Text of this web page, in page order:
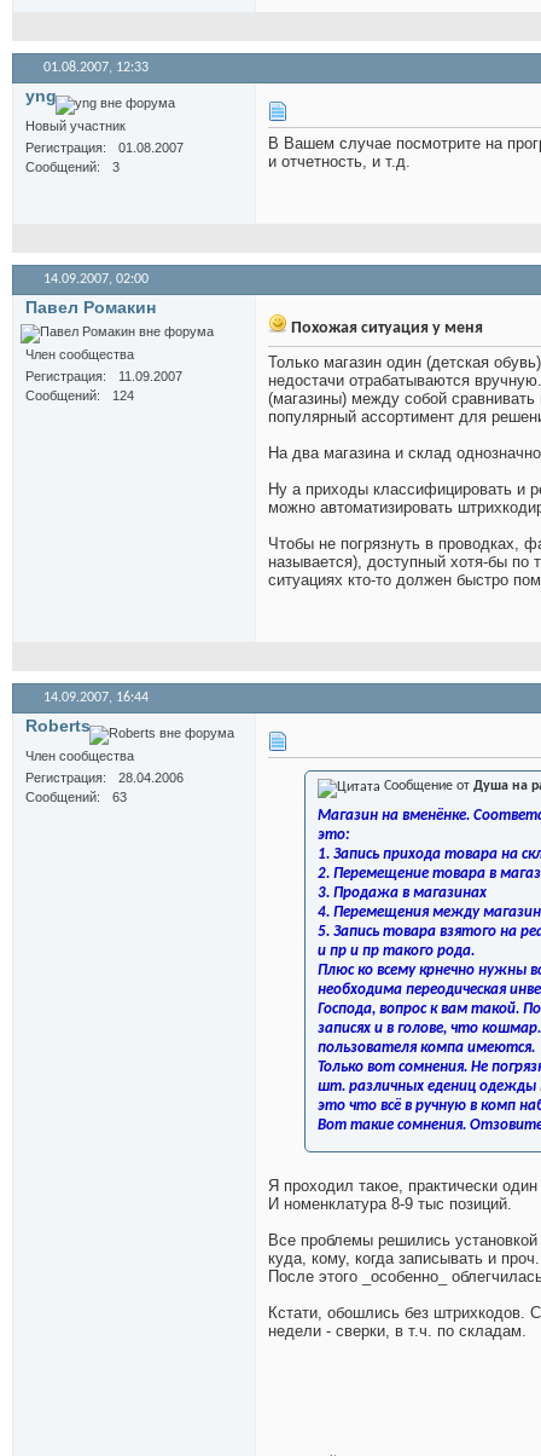
01.08.2007, 12:33
yng
Новый участник
Регистрация
01.08.2007
Сообщений
3
В Вашем случае посмотрите на
и отчетность, и т.д.
14.09.2007, 02:00
Павел Ромакин
Член сообщества
Регистрация
11.09.2007
Сообщений
124
Похожая ситуация у меня
Только магазин один (детская
недостачи отрабатываются
(магазины) между собой
популярный ассортимент для
На два магазина и склад
Ну а приходы классифицировать и
можно автоматизировать
Чтобы не погрязнуть в проводках,
называется), доступный хотя-бы по
ситуациях кто-то должен быстро
14.09.2007, 16:44
Roberts
Член сообщества
Регистрация
28.04.2006
Сообщений
63
Сообщение от Душа на
Магазин на вменёнке.
это:
1. Запись прихода товара на
2. Перемещение товара в
3. Продажа в магазинах
4. Перемещения между
5. Запись товара взятого на
и пр и пр такого рода.
Плюс ко всему крнечно нужны
необходима переодическая
Господа, вопрос к вам такой.
записях и в голове, что
пользователя компа имеются.
Только вот сомнения. Не
шт. различных едениц одежды
это что всё в ручную в комп
Вот такие сомнения.
Я проходил такое, практически
И номенклатура 8-9 тыс позиций.
Все проблемы решились
куда, кому, когда записывать и проч.
После этого _особенно_
Кстати, обошлись без штрихкодов.
недели - сверки, в т.ч. по складам.